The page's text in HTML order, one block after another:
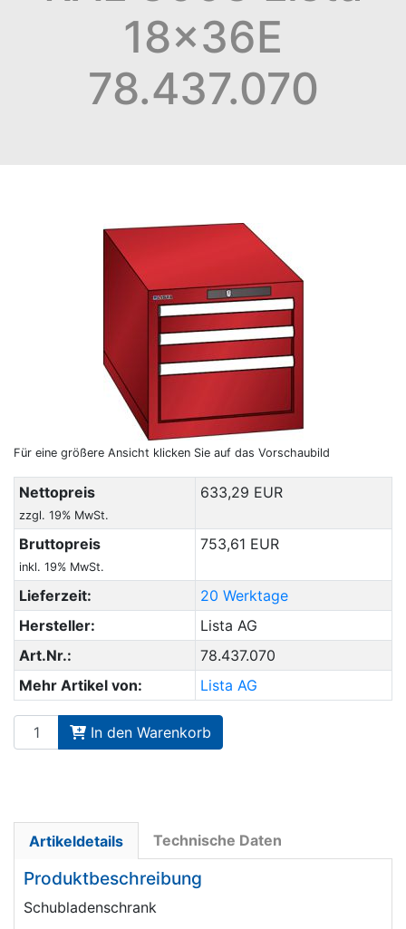
18x36E
78.437.070
Für eine größere Ansicht klicken Sie auf das Vorschaubild
Nettopreis
zzgl. 19% MwSt.
633,29 EUR
Bruttopreis
inkl. 19% MwSt.
753,61 EUR
Lieferzeit:
20 Werktage
Hersteller:
Lista AG
Art.Nr.:
78.437.070
Mehr Artikel von:
Lista AG
In den Warenkorb
Artikeldetails Technische Daten
Produktbeschreibung
Schubladenschrank